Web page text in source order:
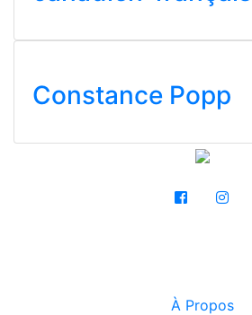
Constance Popp
À Propos